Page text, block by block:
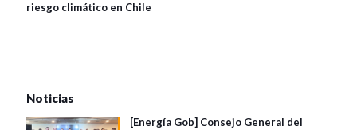
riesgo climático en Chile
Noticias
[Energía Gob] Consejo General del